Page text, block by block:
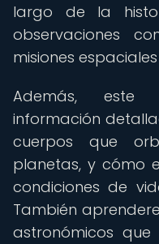
largo de la
observaciones
misiones
Además, este
información
cuerpos que
planetas, y cómo
condiciones de
También
astronómicos